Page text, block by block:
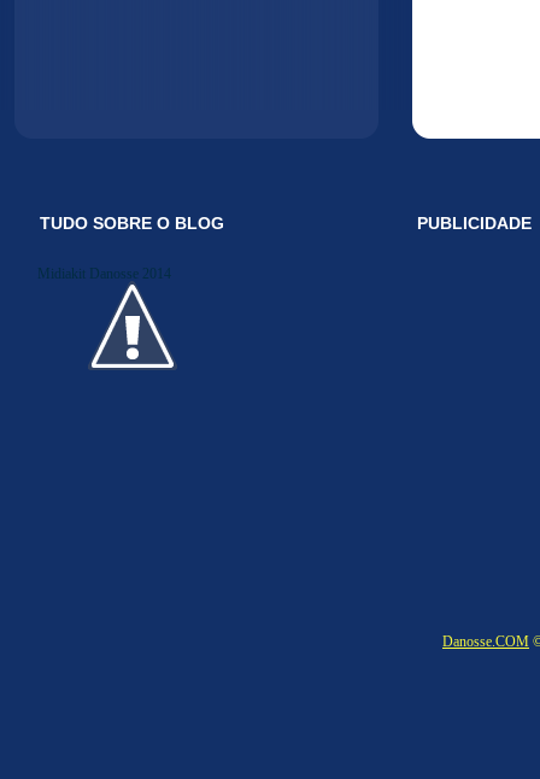
TUDO SOBRE O BLOG
Midiakit Danosse 2014
PUBLICIDADE
Danosse.COM